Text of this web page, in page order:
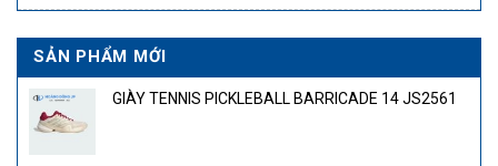
SẢN PHẨM MỚI
GIÀY TENNIS PICKLEBALL BARRICADE 14 JS2561